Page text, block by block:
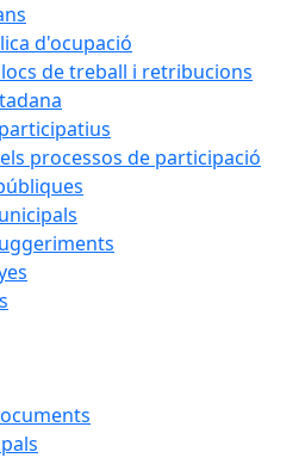
d'ocupació
de treball i retribucions
processos de participació